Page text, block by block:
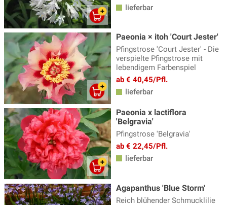
Trollblume(2)
Veilchen
Wermut - Artemisia(9)
Wiesenknopf - Sanguisorba(10)
Wiesenraute(8)
Winteraster - Chrysanthemum
Wolfsmilch - Euphorbia (13)
Ziersalbei(15)
Ziest - Stachys(5)
lieferbar
Paeonia × itoh 'Court Jester'
Pfingstrose 'Court Jester' - Die
verspielte Pfingstrose mit
lebendigem Farbenspiel
ab € 40,45/Pfl.
lieferbar
Paeonia x lactiflora
'Belgravia'
Pfingstrose 'Belgravia'
ab € 22,45/Pfl.
lieferbar
Agapanthus 'Blue Storm'
Reich blühender Schmucklilie